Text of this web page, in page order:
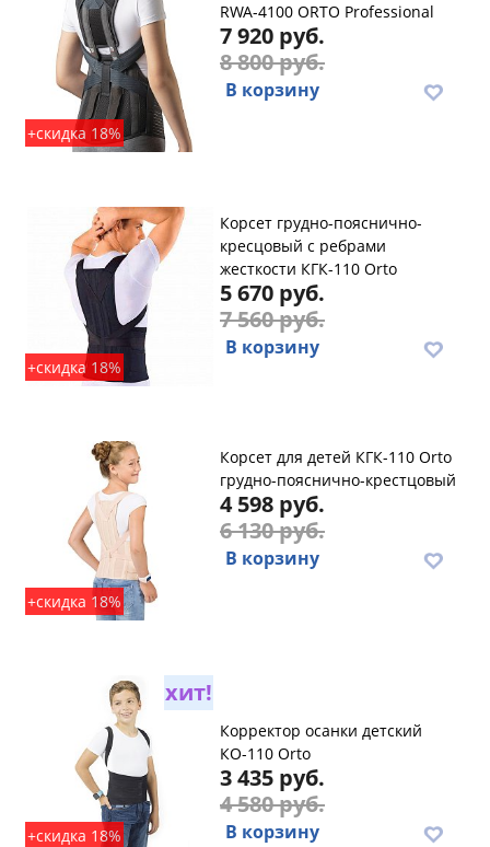
+скидка 18%
RWA-4100 ORTO Professional
7 920 руб.
8 800 руб.
В корзину
+скидка 18%
Корсет грудно-пояснично-
кресцовый с ребрами
жесткости КГК-110 Orto
5 670 руб.
7 560 руб.
В корзину
+скидка 18%
Корсет для детей КГК-110 Orto
грудно-пояснично-крестцовый
4 598 руб.
6 130 руб.
В корзину
хит!
+скидка 18%
Корректор осанки детский
КО-110 Orto
3 435 руб.
4 580 руб.
В корзину